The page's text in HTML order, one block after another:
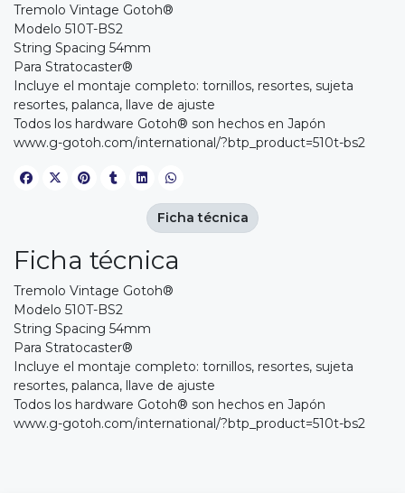
Tremolo Vintage Gotoh®
Modelo 510T-BS2
String Spacing 54mm
Para Stratocaster®
Incluye el montaje completo: tornillos, resortes, sujeta
resortes, palanca, llave de ajuste
Todos los hardware Gotoh® son hechos en Japón
www.g-gotoh.com/international/?btp_product=510t-bs2
Ficha técnica
Tremolo Vintage Gotoh®
Modelo 510T-BS2
String Spacing 54mm
Para Stratocaster®
Incluye el montaje completo: tornillos, resortes, sujeta
resortes, palanca, llave de ajuste
Todos los hardware Gotoh® son hechos en Japón
www.g-gotoh.com/international/?btp_product=510t-bs2
Ficha técnica